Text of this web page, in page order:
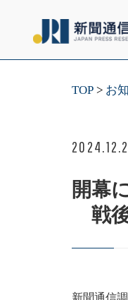
TOP お
開幕
戦後
新聞通信